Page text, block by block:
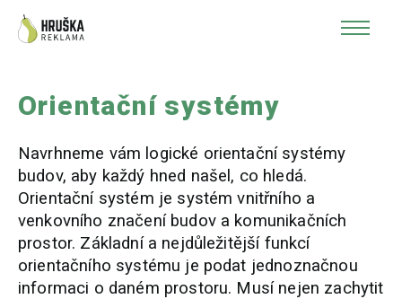
Orientační systémy
Navrhneme vám logické orientační systémy
budov, aby každý hned našel, co hledá.
Orientační systém je systém vnitřního a
venkovního značení budov a komunikačních
prostor. Základní a nejdůležitější funkcí
orientačního systému je podat jednoznačnou
informaci o daném prostoru. Musí nejen zachytit